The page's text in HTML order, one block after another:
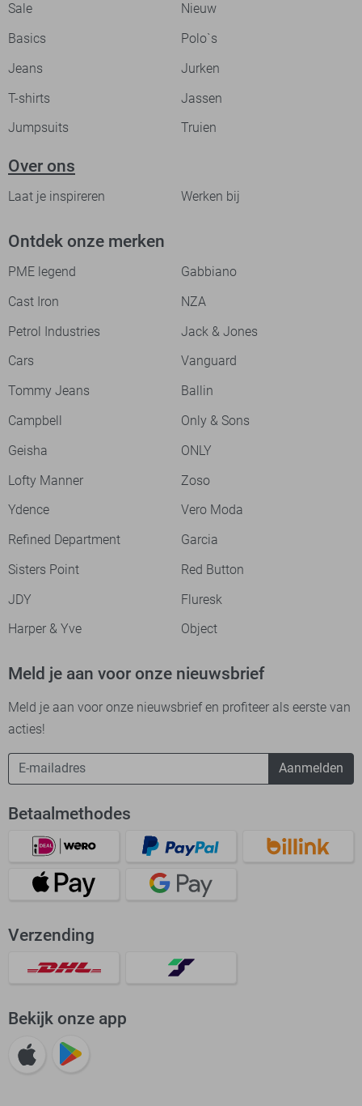
Sale
Nieuw
Basics
Polo`s
Jeans
Jurken
T-shirts
Jassen
Jumpsuits
Truien
Over ons
Laat je inspireren Werken bij
Ontdek onze merken
PME legend
Gabbiano
Cast Iron
NZA
Petrol Industries
Jack & Jones
Cars
Vanguard
Tommy Jeans
Ballin
Campbell
Only & Sons
Geisha
ONLY
Lofty Manner
Zoso
Ydence
Vero Moda
Refined Department
Garcia
Sisters Point
Red Button
JDY
Fluresk
Harper & Yve
Object
Meld je aan voor onze nieuwsbrief
Meld je aan voor onze nieuwsbrief en profiteer als eerste van
acties!
Aanmelden
Betaalmethodes
Verzending
Bekijk onze app